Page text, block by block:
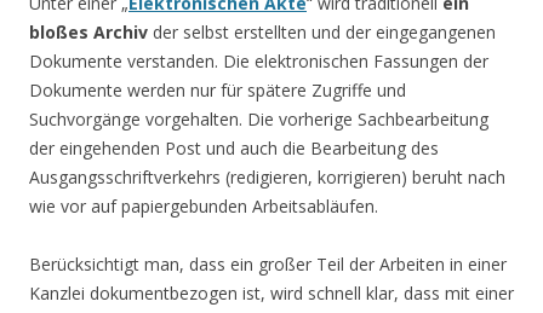
bloßes Archiv der selbst erstellten und der eingegangenen
Dokumente verstanden. Die elektronischen Fassungen der
Dokumente werden nur für spätere Zugriffe und
Suchvorgänge vorgehalten. Die vorherige Sachbearbeitung
der eingehenden Post und auch die Bearbeitung des
Ausgangsschriftverkehrs (redigieren, korrigieren) beruht nach
wie vor auf papiergebunden Arbeitsabläufen.
Berücksichtigt man, dass ein großer Teil der Arbeiten in einer
Kanzlei dokumentbezogen ist, wird schnell klar, dass mit einer